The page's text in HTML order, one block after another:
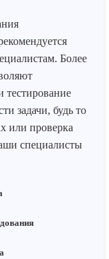
Более
тестирование
задачи, будь то
или проверка
специалисты